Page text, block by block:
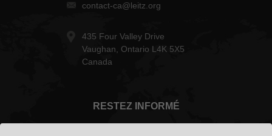
contact-ca@leitz.org
435 Four Valley Drive
Vaughan, Ontario L4K 5X5
Canada
RESTEZ INFORMÉ